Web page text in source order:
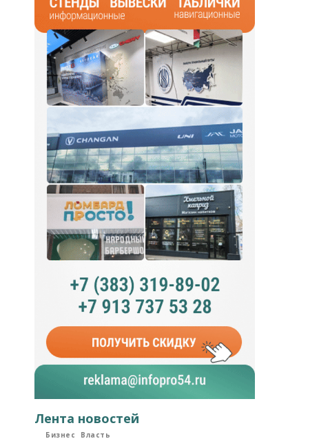
Лента новостей
Бизнес Власть